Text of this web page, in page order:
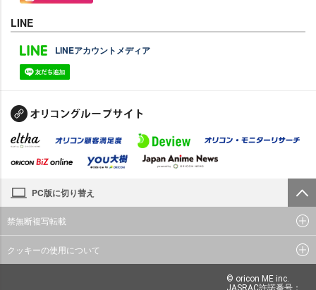
LINE
LINEアカウントメディア
PC版に切り替え
禁無断複写転載
クッキーの使用について
© oricon ME inc.
JASRAC許諾番号：